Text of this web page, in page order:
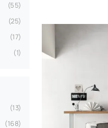
55
25
17
1
13
168